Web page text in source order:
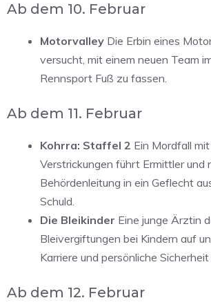
Ab dem 10. Februar
Motorvalley Die Erbin eines
versucht, mit einem neuen Team
Rennsport Fuß zu fassen.
Ab dem 11. Februar
Kohrra: Staffel 2 Ein Mordfall
Verstrickungen führt Ermittler und
Behördenleitung in ein Geflecht
Schuld.
Die Bleikinder Eine junge Ärztin
Bleivergiftungen bei Kindern auf
Karriere und persönliche
Ab dem 12. Februar